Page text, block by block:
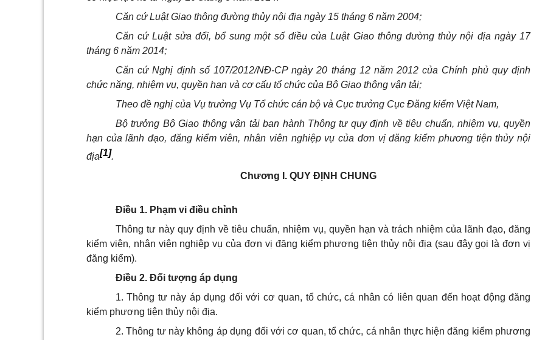
Căn cứ Luật Giao thông đường thủy nội địa ngày 15 tháng 6 năm 2004;
Căn cứ Luật sửa đổi, bổ sung một số điều của Luật Giao thông đường thủy nội địa ngày 17
tháng 6 năm 2014;
Căn cứ Nghị định số 107/2012/NĐ-CP ngày 20 tháng 12 năm 2012 của Chính phủ quy định
chức năng, nhiệm vụ, quyền hạn và cơ cấu tổ chức của Bộ Giao thông vận tải;
Theo đề nghị của Vụ trưởng Vụ Tổ chức cán bộ và Cục trưởng Cục Đăng kiểm Việt Nam,
Bộ trưởng Bộ Giao thông vận tải ban hành Thông tư quy định về tiêu chuẩn, nhiệm vụ, quyền
hạn của lãnh đạo, đăng kiểm viên, nhân viên nghiệp vụ của đơn vị đăng kiểm phương tiện thủy nội
địa[1].
Chương I. QUY ĐỊNH CHUNG
Điều 1. Phạm vi điều chỉnh
Thông tư này quy định về tiêu chuẩn, nhiệm vụ, quyền hạn và trách nhiệm của lãnh đạo, đăng
kiểm viên, nhân viên nghiệp vụ của đơn vị đăng kiểm phương tiện thủy nội địa (sau đây gọi là đơn vị
đăng kiểm).
Điều 2. Đối tượng áp dụng
1. Thông tư này áp dụng đối với cơ quan, tổ chức, cá nhân có liên quan đến hoạt động đăng
kiểm phương tiện thủy nội địa.
2. Thông tư này không áp dụng đối với cơ quan, tổ chức, cá nhân thực hiện đăng kiểm phương